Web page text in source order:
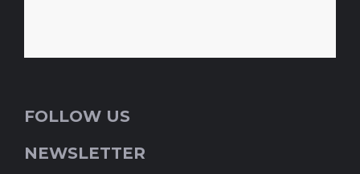
FOLLOW US
NEWSLETTER